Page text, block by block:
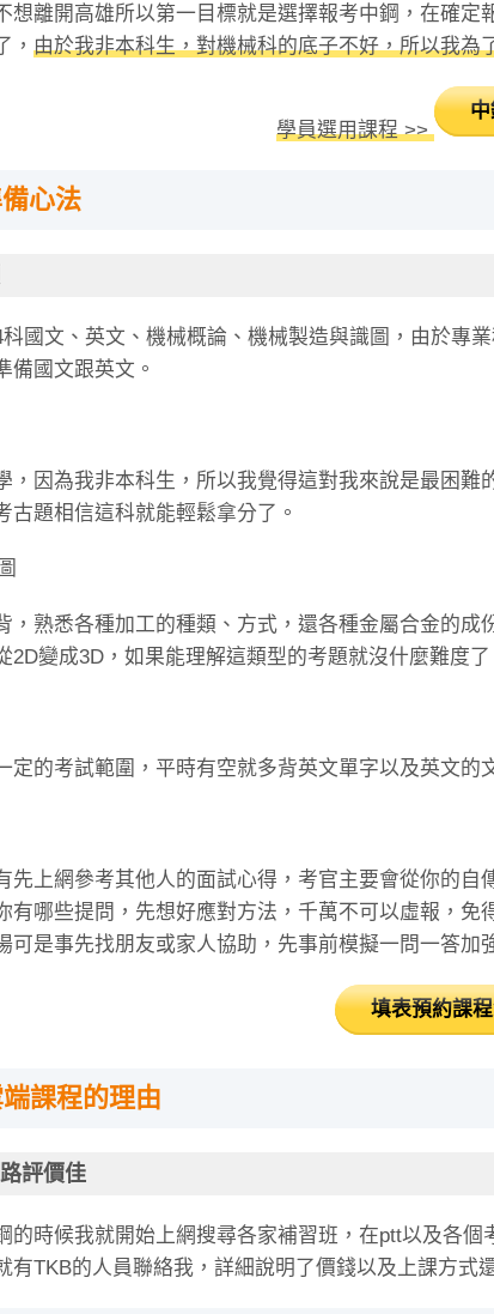
想離開高雄所以第一目標就是選擇報考中鋼，在確
， 由於我非本科生，對機械科的底子不好，所以我為
學員選用課程 >>
備心法
國文、英文、機械概論、機械製造與識圖，由於專
備國文跟英文。
，因為我非本科生，所以我覺得這對我來說是最困
古題相信這科就能輕鬆拿分了。
，熟悉各種加工的種類、方式，還各種金屬合金的
2D變成3D，如果能理解這類型的考題就沒什麼難度了
定的考試範圍，平時有空就多背英文單字以及英文的
先上網參考其他人的面試心得，考官主要會從你的
有哪些提問，先想好應對方法，千萬不可以虛報，
可是事先找朋友或家人協助，先事前模擬一問一答加
填表預約課
課程的理由
評價佳
的時候我就開始上網搜尋各家補習班，在ptt以及各
有TKB的人員聯絡我，詳細說明了價錢以及上課方式